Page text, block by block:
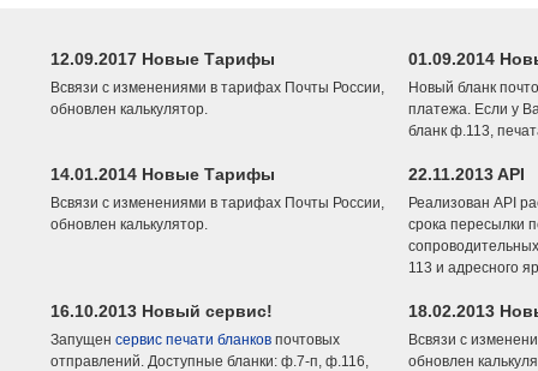
12.09.2017 Новые Тарифы
Всвязи с изменениями в тарифах Почты России,
обновлен калькулятор.
01.09.2014
Новый бланк
платежа. Если у
бланк ф.113,
14.01.2014 Новые Тарифы
Всвязи с изменениями в тарифах Почты России,
обновлен калькулятор.
22.11.2013 API
Реализован API
срока пересылки
113 и адресного
16.10.2013 Новый сервис!
Запущен сервис печати бланков почтовых
отправлений. Доступные бланки: ф.7-п, ф.116,
18.02.2013
Всвязи с
обновлен